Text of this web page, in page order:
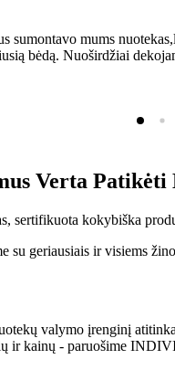
mums
bėdą. Nuoširdžiai
Verta Patikėti
sertifikuota kokybiška
su geriausiais ir visiems
valymo įrenginį
ir kainų - paruošime